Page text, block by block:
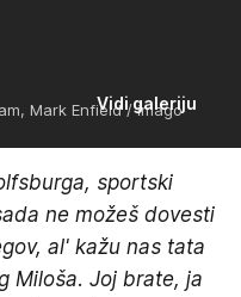
Vidi galeriju
Mark Enfield / imago
sportski
ne možeš dovesti
al' kažu nas tata
Miloša. Joj brate, ja